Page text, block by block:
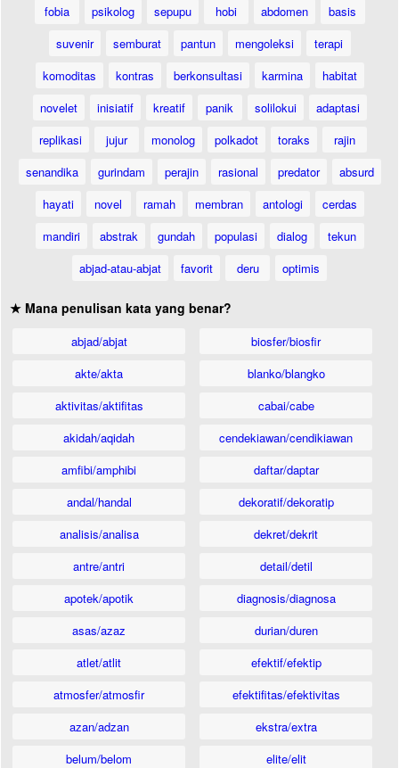
fobia psikolog sepupu hobi abdomen
basis
suvenir
semburat pantun mengoleksi
terapi
komoditas
kontras berkonsultasi karmina
habitat
novelet
inisiatif kreatif panik solilokui
adaptasi
replikasi
jujur monolog polkadot toraks
rajin
senandika
gurindam perajin rasional predator
absurd
hayati
novel ramah membran antologi
cerdas
mandiri
abstrak gundah populasi dialog
tekun
abjad-atau-abjat
favorit deru optimis
★ Mana penulisan kata yang benar?
abjad/abjat
akte/akta
aktivitas/aktifitas
akidah/aqidah
amfibi/amphibi
andal/handal
analisis/analisa
antre/antri
apotek/apotik
asas/azaz
atlet/atlit
atmosfer/atmosfir
azan/adzan
belum/belom
biosfer/biosfir
blanko/blangko
cabai/cabe
cendekiawan/cendikiawan
daftar/daptar
dekoratif/dekoratip
dekret/dekrit
detail/detil
diagnosis/diagnosa
durian/duren
efektif/efektip
efektifitas/efektivitas
ekstra/extra
elite/elit